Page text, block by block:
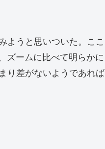
ようと思いついた。ここ
ズームに比べて明らかに
り差がないようであれば